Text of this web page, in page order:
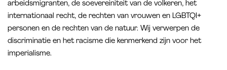
arbeidsmigranten, de soevereiniteit van de volkeren, het
internationaal recht, de rechten van vrouwen en LGBTQI+
personen en de rechten van de natuur. Wij verwerpen de
discriminatie en het racisme die kenmerkend zijn voor het
imperialisme.